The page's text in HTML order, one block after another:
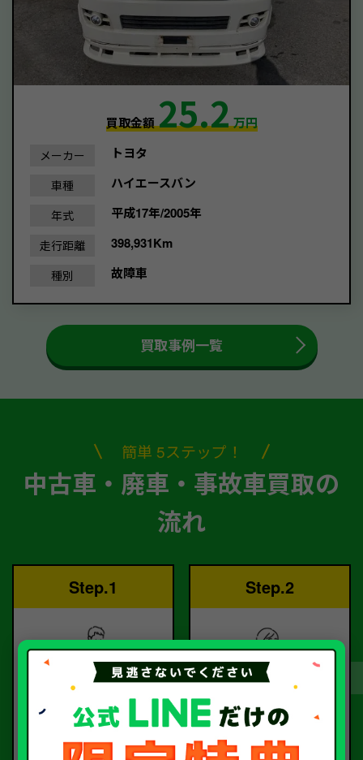
買取金額25.2万円
メーカー トヨタ
車種 ハイエースバン
年式 平成17年/2005年
走行距離 398,931Km
種別 故障車
買取事例一覧
簡単 5ステップ！
中古車・廃車・事故車買取の
流れ
Step.1
ご依頼
お電話または査定フォー
Step.2
査定のプロが
お電話で回答いたしま